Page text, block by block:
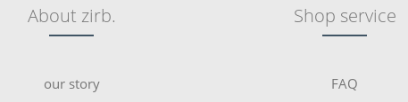
Shop service
FAQ
About zirb.
our story